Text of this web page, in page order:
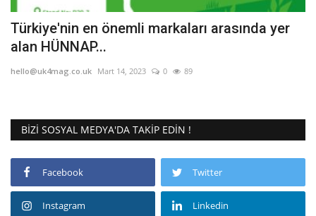
İş İlanları
Seri İlanlar
İngiltere
Videolar
Türkiye'nin en önemli markaları arasında yer
alan HÜNNAP...
hello@uk4mag.co.uk Mart 14, 2023 0 89
BIZI SOSYAL MEDYA'DA TAKIP EDIN !
Facebook Twitter
Instagram Linkedin